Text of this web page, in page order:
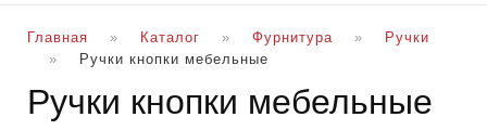
Главная Каталог Фурнитура
Ручки
Ручки кнопки мебельные
Ручки кнопки мебельные